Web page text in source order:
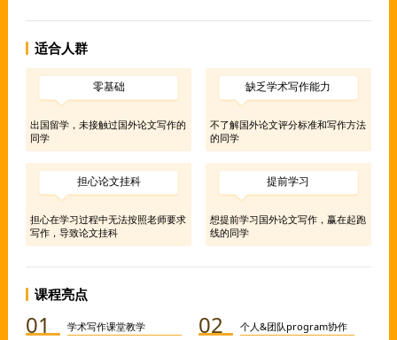
适合人群
零基础
出国留学，未接触过国外论文写作的
同学
缺乏学术写作能力
不了解国外论文评分标准和写作方法
的同学
担心论文挂科
担心在学习过程中无法按照老师要求
写作，导致论文挂科
提前学习
想提前学习国外论文写作，赢在起跑
线的同学
课程亮点
01 学术写作课堂教学 02 个人&团队program协作